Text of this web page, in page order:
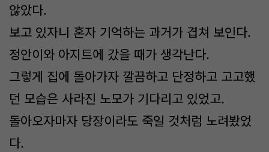
않았다.
보고 있자니 혼자 기억하는 과거가 겹쳐 보인다.
정안이와 아지트에 갔을 때가 생각난다.
그렇게 집에 돌아가자 깔끔하고 단정하고 고고했
던 모습은 사라진 노모가 기다리고 있었고.
돌아오자마자 당장이라도 죽일 것처럼 노려봤었
다.